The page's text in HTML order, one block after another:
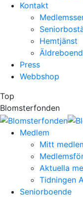
Kontakt
Hemtjänst
Press
Webbshop
Top
Blomsterfonden
Medlem
Mitt
Aktuella
Tidningen
Seniorboende